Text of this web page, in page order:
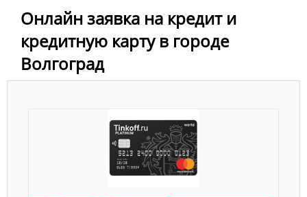
Онлайн заявка на кредит и
кредитную карту в городе
Волгоград